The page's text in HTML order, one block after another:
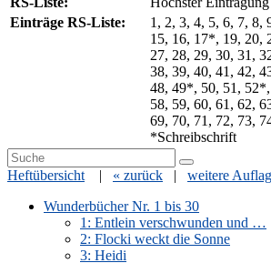
Einträge RS-Liste:
1, 2, 3, 4, 5, 6, 7, 8,
15, 16, 17*, 19, 20,
27, 28, 29, 30, 31,
38, 39, 40, 41, 42,
48, 49*, 50, 51,
58, 59, 60, 61, 62,
69, 70, 71, 72, 73,
*Schreibschrift
Primärer
Seitenleisten
Widget-
Bereich
Search
for:
Suche
Heftübersicht | « zurück | weitere
Wunderbücher Nr. 1 bis 30
1: Entlein verschwunden und …
2: Flocki weckt die Sonne
3: Heidi